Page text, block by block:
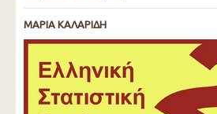
ΜΑΡΙΑ ΚΑΛΑΡΙΔΗ